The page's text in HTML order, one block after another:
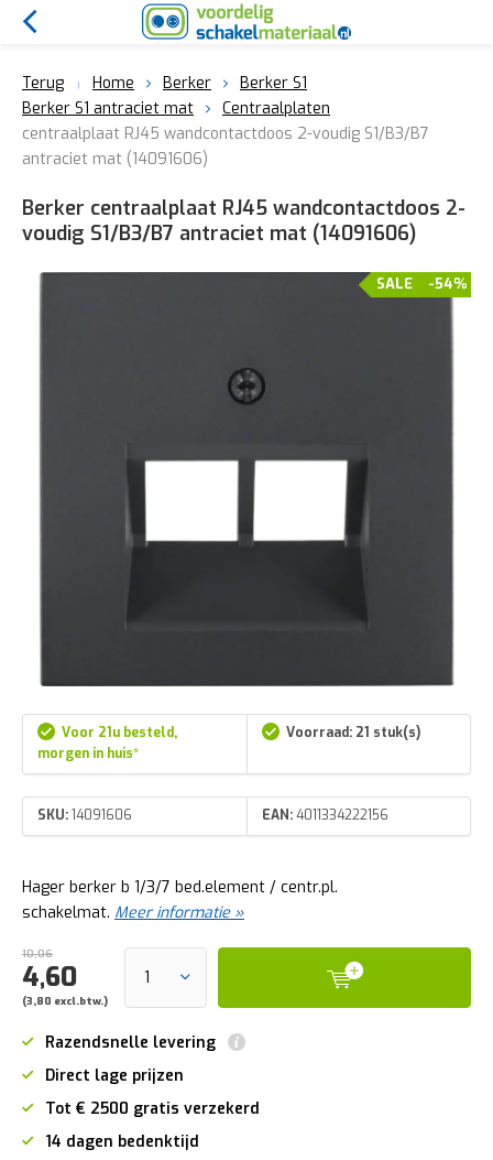
Terug Home Berker
Berker S1
Berker S1 antraciet mat
Centraalplaten
centraalplaat RJ45 wandcontactdoos 2-voudig S1/B3/B7
antraciet mat (14091606)
Berker centraalplaat RJ45 wandcontactdoos 2-
voudig S1/B3/B7 antraciet mat (14091606)
-54%
SALE
Voor 21u besteld,
morgen in huis*
Voorraad: 21 stuk(s)
SKU:14091606 EAN:4011334222156
Hager berker b 1/3/7 bed.element / centr.pl.
schakelmat. Meer informatie »
10,06
4,60
(3,80 excl.btw.)
Razendsnelle levering
Direct lage prijzen
Tot € 2500 gratis verzekerd
14 dagen bedenktijd